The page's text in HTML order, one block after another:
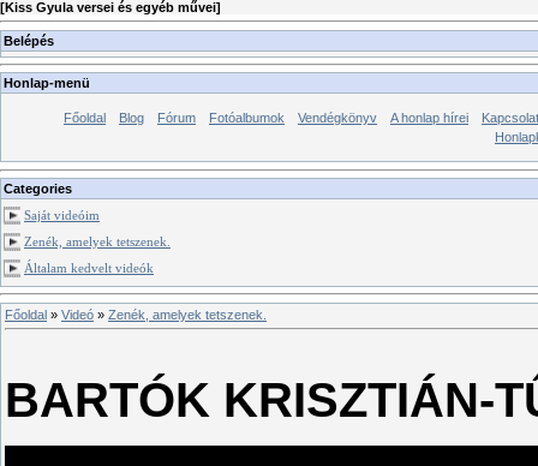
[Kiss Gyula versei és egyéb művei]
Belépés
Honlap-menü
Főoldal Blog Fórum Fotóalbumok Vendégkönyv A honlap hírei
Kapcsolat
Categories
Saját videóim
Zenék, amelyek tetszenek.
Általam kedvelt videók
Főoldal » Videó » Zenék, amelyek tetszenek.
BARTÓK KRISZTIÁN-